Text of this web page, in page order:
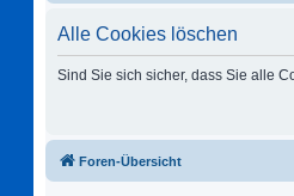
Alle Cookies löschen
Sind Sie sich sicher, dass Sie alle
Foren-Übersicht